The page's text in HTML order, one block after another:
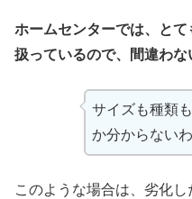
ホームセンターでは、と
扱っているので、間違わな
サイズも種類
か分からない
このような場合は、劣化